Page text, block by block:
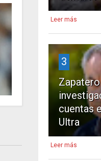
Leer más
3
cuentas
Ultra
Leer más